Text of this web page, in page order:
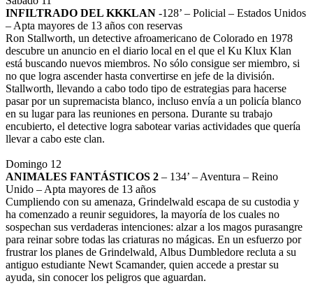
INFILTRADO DEL KKKLAN -128’ – Policial – Estados Unidos
– Apta mayores de 13 años con reservas
Ron Stallworth, un detective afroamericano de Colorado en 1978
descubre un anuncio en el diario local en el que el Ku Klux Klan
está buscando nuevos miembros. No sólo consigue ser miembro, si
no que logra ascender hasta convertirse en jefe de la división.
Stallworth, llevando a cabo todo tipo de estrategias para hacerse
pasar por un supremacista blanco, incluso envía a un policía blanco
en su lugar para las reuniones en persona. Durante su trabajo
encubierto, el detective logra sabotear varias actividades que quería
llevar a cabo este clan.
Domingo 12
ANIMALES FANTÁSTICOS 2 – 134’ – Aventura – Reino
Unido – Apta mayores de 13 años
Cumpliendo con su amenaza, Grindelwald escapa de su custodia y
ha comenzado a reunir seguidores, la mayoría de los cuales no
sospechan sus verdaderas intenciones: alzar a los magos purasangre
para reinar sobre todas las criaturas no mágicas. En un esfuerzo por
frustrar los planes de Grindelwald, Albus Dumbledore recluta a su
antiguo estudiante Newt Scamander, quien accede a prestar su
ayuda, sin conocer los peligros que aguardan.